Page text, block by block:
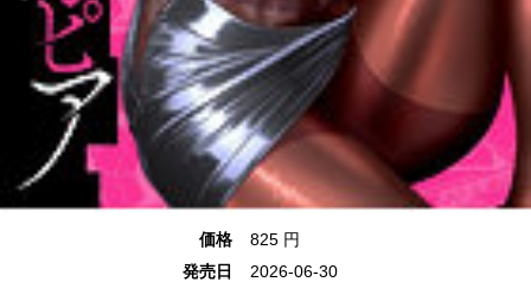
価格
825 円
発売日
2026-06-30